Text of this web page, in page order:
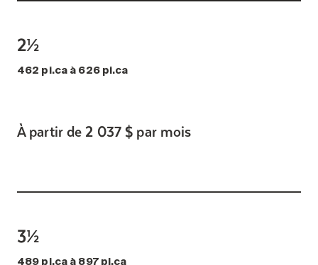
2½
462 pi.ca à 626 pi.ca
À partir de 2 037 $ par mois
3½
489 pi.ca à 897 pi.ca